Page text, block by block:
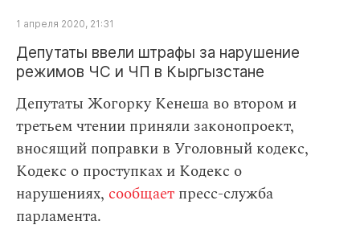
1 апреля 2020, 21:31
Депутаты ввели штрафы за нарушение
режимов ЧС и ЧП в Кыргызстане
Депутаты Жогорку Кенеша во втором и
третьем чтении приняли законопроект,
вносящий поправки в Уголовный кодекс,
Кодекс о проступках и Кодекс о
нарушениях, сообщает пресс-служба
парламента.